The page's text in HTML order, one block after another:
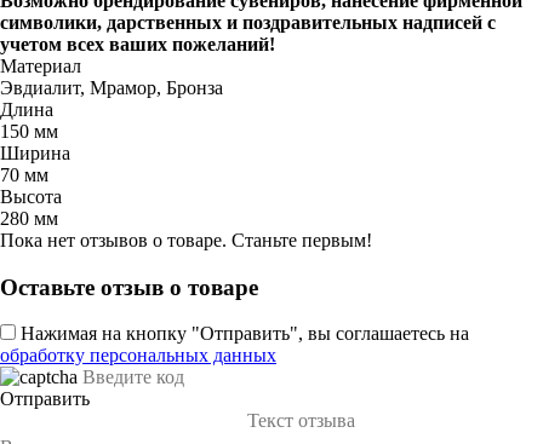
символики, дарственных и поздравительных надписей с
учетом всех ваших пожеланий!
Материал
Эвдиалит, Мрамор, Бронза
Длина
150 мм
Ширина
70 мм
Высота
280 мм
Пока нет отзывов о товаре. Станьте первым!
Оставьте отзыв о товаре
Нажимая на кнопку "Отправить", вы соглашаетесь на
обработку персональных данных
Отправить